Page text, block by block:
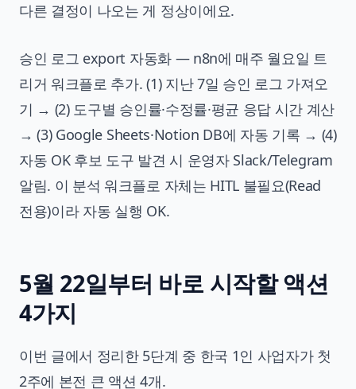
다른 결정이 나오는 게 정상이에요.
승인 로그 export 자동화 — n8n에 매주 월요일 트
리거 워크플로 추가. (1) 지난 7일 승인 로그 가져오
기 → (2) 도구별 승인률·수정률·평균 응답 시간 계산
→ (3) Google Sheets·Notion DB에 자동 기록 → (4)
자동 OK 후보 도구 발견 시 운영자 Slack/Telegram
알림. 이 분석 워크플로 자체는 HITL 불필요(Read
전용)이라 자동 실행 OK.
5월 22일부터 바로 시작할 액션
4가지
이번 글에서 정리한 5단계 중 한국 1인 사업자가 첫
2주에 본전 큰 액션 4개.